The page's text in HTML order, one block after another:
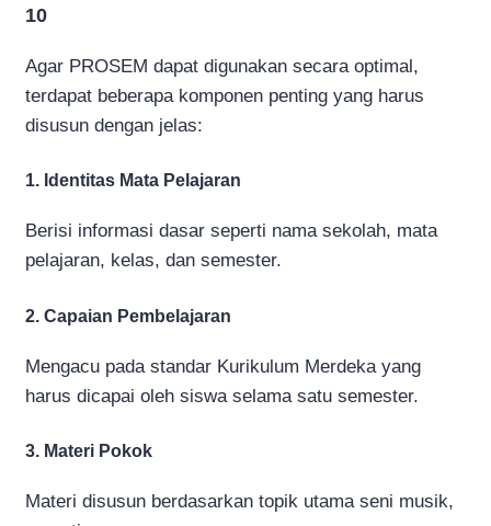
10
Agar PROSEM dapat digunakan secara optimal,
terdapat beberapa komponen penting yang harus
disusun dengan jelas:
1. Identitas Mata Pelajaran
Berisi informasi dasar seperti nama sekolah, mata
pelajaran, kelas, dan semester.
2. Capaian Pembelajaran
Mengacu pada standar Kurikulum Merdeka yang
harus dicapai oleh siswa selama satu semester.
3. Materi Pokok
Materi disusun berdasarkan topik utama seni musik,